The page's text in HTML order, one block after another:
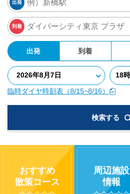
出発
到着
出発 到着
臨時ダイヤ時刻表（8/15~8/16）
検索する
おすすめ
散策コース
周辺施設
情報